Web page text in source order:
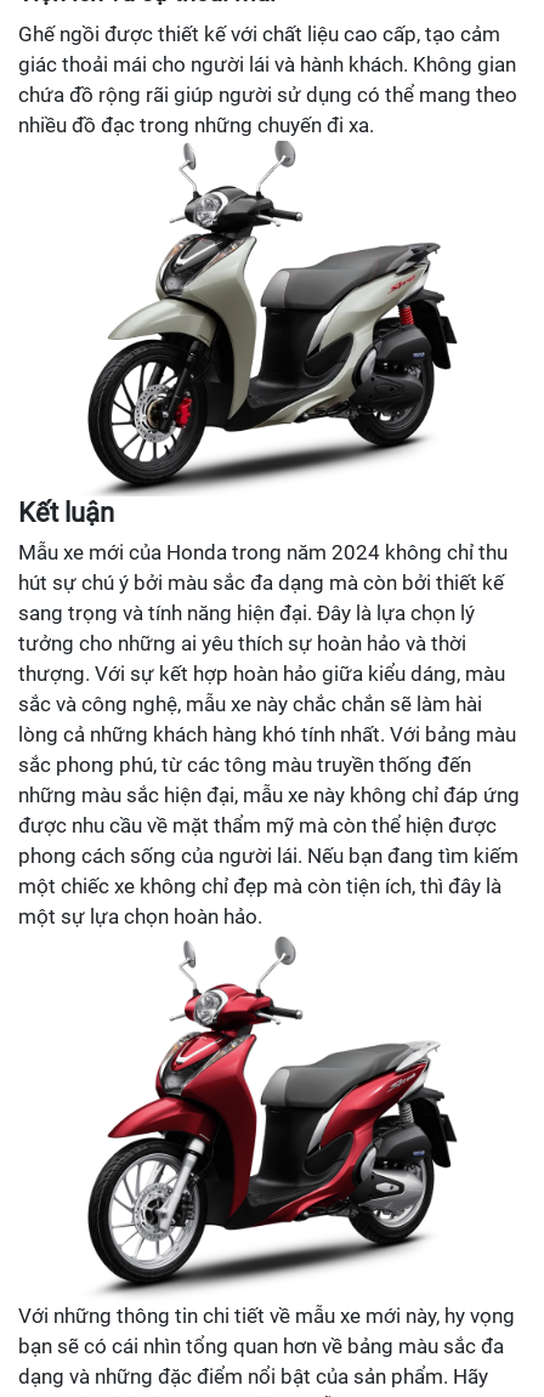
Ghế ngồi được thiết kế với chất liệu cao cấp, tạo cảm
giác thoải mái cho người lái và hành khách. Không gian
chứa đồ rộng rãi giúp người sử dụng có thể mang theo
nhiều đồ đạc trong những chuyến đi xa.
Kết luận
Mẫu xe mới của Honda trong năm 2024 không chỉ thu
hút sự chú ý bởi màu sắc đa dạng mà còn bởi thiết kế
sang trọng và tính năng hiện đại. Đây là lựa chọn lý
tưởng cho những ai yêu thích sự hoàn hảo và thời
thượng. Với sự kết hợp hoàn hảo giữa kiểu dáng, màu
sắc và công nghệ, mẫu xe này chắc chắn sẽ làm hài
lòng cả những khách hàng khó tính nhất. Với bảng màu
sắc phong phú, từ các tông màu truyền thống đến
những màu sắc hiện đại, mẫu xe này không chỉ đáp ứng
được nhu cầu về mặt thẩm mỹ mà còn thể hiện được
phong cách sống của người lái. Nếu bạn đang tìm kiếm
một chiếc xe không chỉ đẹp mà còn tiện ích, thì đây là
một sự lựa chọn hoàn hảo.
Với những thông tin chi tiết về mẫu xe mới này, hy vọng
bạn sẽ có cái nhìn tổng quan hơn về bảng màu sắc đa
dạng và những đặc điểm nổi bật của sản phẩm. Hãy